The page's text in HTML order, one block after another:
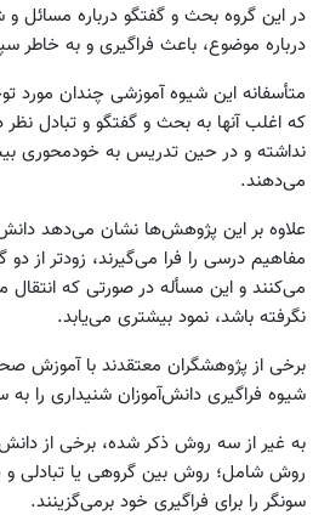
در این گروه بحث و گفتگو درباره
درباره موضوع، باعث فراگیری و به
متأسفانه این شیوه آموزشی چندان مورد
که اغلب آنها به بحث و گفتگو و تبادل
نداشته و در حین تدریس به خودمحوری
می‌دهند.
علاوه بر این پژوهش‌ها نشان می‌دهد
مفاهیم درسی را فرا می‌گیرند، زودتر از دو
می‌کنند و این مسأله در صورتی که
نگرفته باشد، نمود بیشتری می‌یابد.
برخی از پژوهشگران معتقدند با آموزش
شیوه فراگیری دانش‌آموزان شنیداری را
به غیر از سه روش ذکر شده، برخی از
روش شامل؛ روش بین گروهی یا تبادلی و
سونگر را برای فراگیری خود برمی‌گزینند.